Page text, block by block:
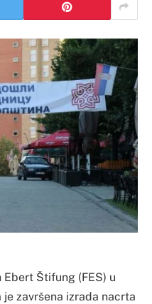
Štifung (FES) u
završena izrada nacrta